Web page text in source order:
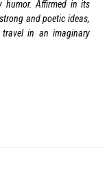
humor. Affirmed in its
and poetic ideas,
in an imaginary